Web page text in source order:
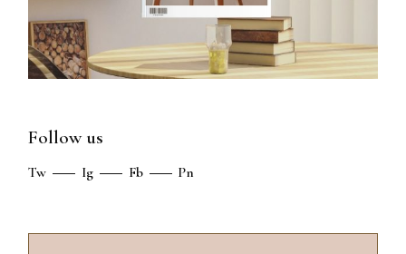
Follow us
Tw Ig Fb Pn